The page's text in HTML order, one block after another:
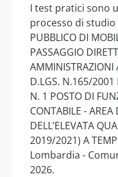
I test pratici sono
processo di studio
PUBBLICO DI
PASSAGGIO
AMMINISTRAZIONI
D.LGS. N.165/2001
N. 1 POSTO DI
CONTABILE -
DELL’ELEVATA
2019/2021) A
Lombardia -
2026.